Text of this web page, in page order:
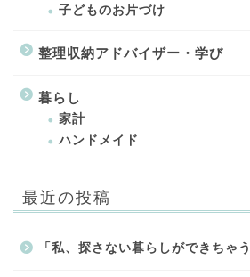
子どものお片づけ
整理収納アドバイザー・学び
暮らし
家計
ハンドメイド
最近の投稿
「私、探さない暮らしができちゃ